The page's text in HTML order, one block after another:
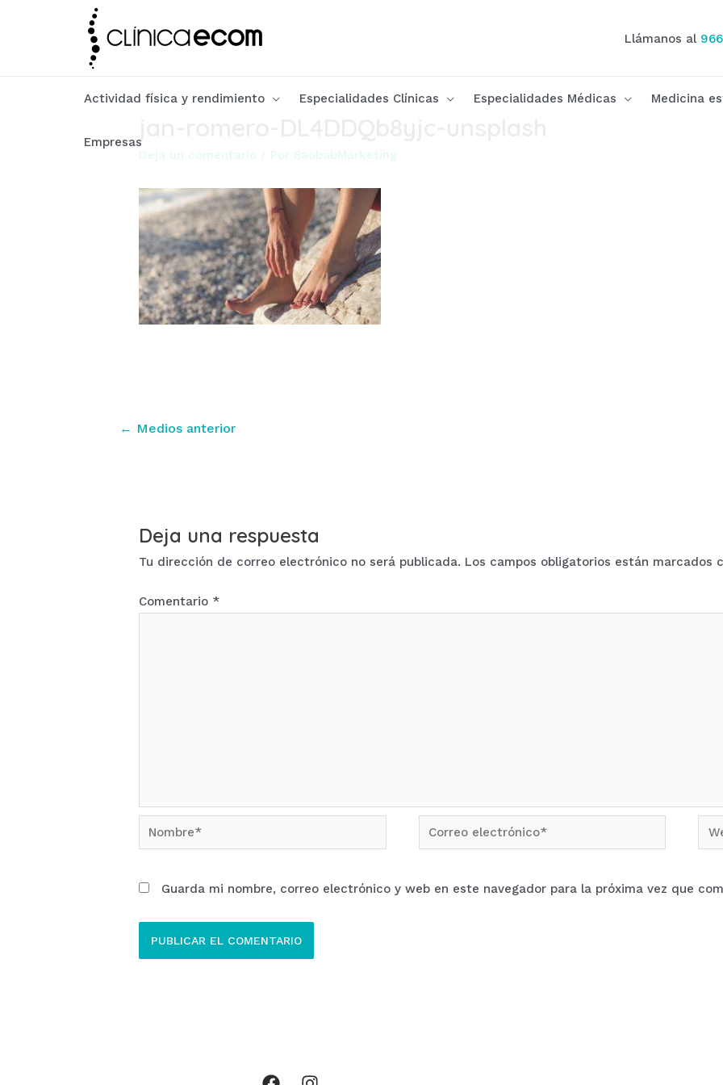
Llámanos al
Actividad física y rendimiento Especialidades Clínicas Especialidades Médicas Medicina
Empresas
Deja un comentario / Por BaobabMarketing
Navegación
← Medios anterior
Deja una respuesta
Tu dirección de correo electrónico no será publicada. Los campos obligatorios están marcados
Comentario *
Nombre*
electrónico*
Guarda mi nombre, correo electrónico y web en este navegador para la próxima vez que